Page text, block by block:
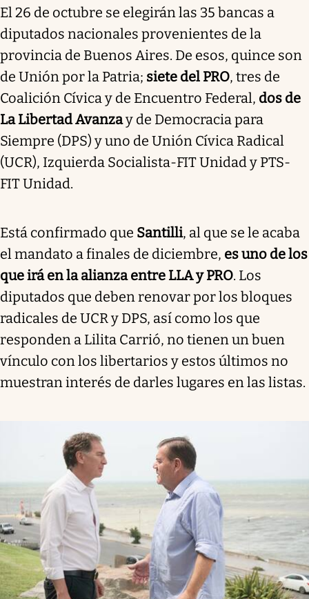
El 26 de octubre se elegirán las 35 bancas a
diputados nacionales provenientes de la
provincia de Buenos Aires. De esos, quince son
de Unión por la Patria; siete del PRO, tres de
Coalición Cívica y de Encuentro Federal, dos de
La Libertad Avanzay de Democracia para
Siempre (DPS) y uno de Unión Cívica Radical
(UCR), Izquierda Socialista-FIT Unidad y PTS-
FIT Unidad.
Está confirmado que Santilli, al que se le acaba
el mandato a finales de diciembre, es uno de los
que irá en la alianza entre LLA y PRO. Los
diputados que deben renovar por los bloques
radicales de UCR y DPS, así como los que
responden a Lilita Carrió, no tienen un buen
vínculo con los libertarios y estos últimos no
muestran interés de darles lugares en las listas.